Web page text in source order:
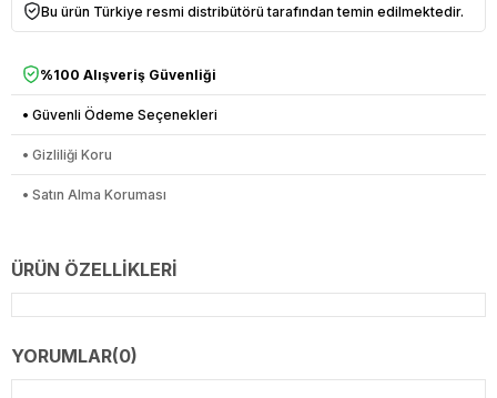
Bu ürün Türkiye resmi distribütörü tarafından temin edilmektedir.
%100 Alışveriş Güvenliği
• Güvenli Ödeme Seçenekleri
• Gizliliği Koru
• Satın Alma Koruması
ÜRÜN ÖZELLIKLERI
YORUMLAR(0)